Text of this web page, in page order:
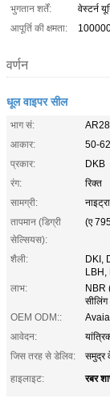
भुगतान शर्तें:
वेस्टर्न
आपूर्ति की क्षमता:
100000
वर्णन
धूल वाइपर सील
भाग सं:
आकार:
50-
प्रकार:
DKB
रंग:
रिक्त
सामग्री:
तापमान (डिग्री
सेल्सियस):
(ए
शैली:
DKI,
LBH,
लाभ:
NBR
सीलिंग
OEM ODM::
आवेदन:
जिस तरह से डेलिव:
समुद्र
हाइलाइट:
रबर